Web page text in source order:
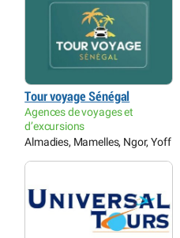
Tour voyage Sénégal
Agences de voyages et
d’excursions
Almadies, Mamelles, Ngor, Yoff